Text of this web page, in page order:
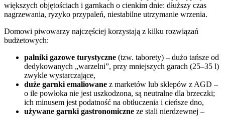
większych objętościach i garnkach o cienkim dnie: dłuższy czas
nagrzewania, ryzyko przypaleń, niestabilne utrzymanie wrzenia.
Domowi piwowarzy najczęściej korzystają z kilku rozwiązań
budżetowych:
palniki gazowe turystyczne (tzw. taborety) – dużo tańsze od
dedykowanych „warzelni”, przy mniejszych garach (25–35 l)
zwykle wystarczające,
duże garnki emaliowane z marketów lub sklepów z AGD –
o ile powłoka nie jest uszkodzona, są neutralne dla brzeczki;
ich minusem jest podatność na obtłuczenia i cieńsze dno,
używane garnki gastronomiczne ze stali nierdzewnej –